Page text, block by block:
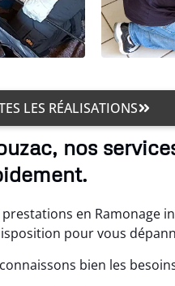
LES RÉALISATIONS
nos
en Ramonage
pour vous
bien les